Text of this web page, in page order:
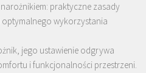
praktyczne zasady
wykorzystania
jego ustawienie odgrywa
i funkcjonalności przestrzeni.